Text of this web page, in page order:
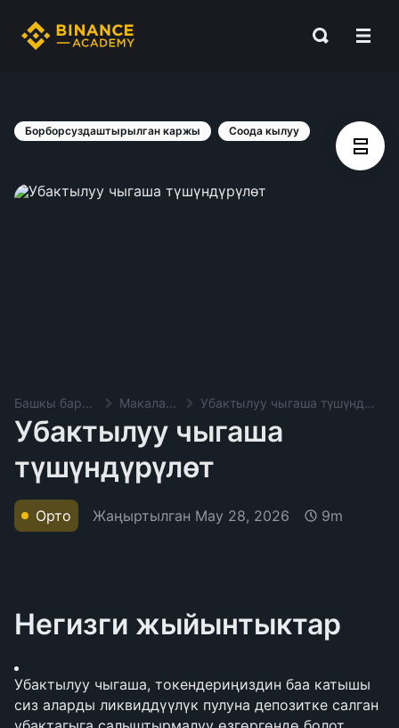
Борборсуздаштырылган каржы Соода кылуу
Башкы баракча Макалалар Убактылуу чыгаша түшүндүрүлөт
Убактылуу чыгаша
түшүндүрүлөт
Орто Жаңыртылган May 28, 2026 9m
Негизги жыйынтыктар
Убактылуу чыгаша, токендериңиздин баа катышы
сиз аларды ликвиддүүлүк пулуна депозитке салган